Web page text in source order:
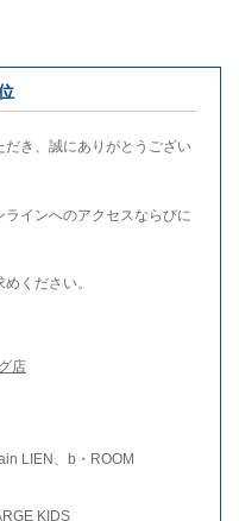
だき、誠にありがとうござい
インへのアクセスならびに
ください。
店
LIEN、b・ROOM
KIDS